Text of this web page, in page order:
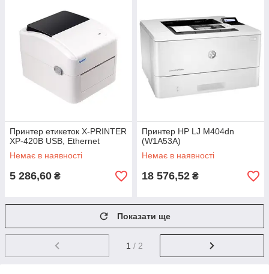
Принтер етикеток X-PRINTER
XP-420B USB, Ethernet
Немає в наявності
5 286,60 ₴
Принтер HP LJ M404dn
(W1A53A)
Немає в наявності
18 576,52 ₴
Показати ще
1 / 2